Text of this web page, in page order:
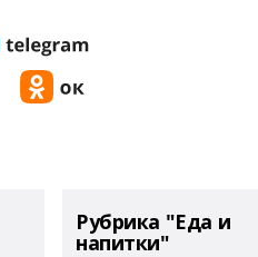
Рубрика "Еда и
напитки"